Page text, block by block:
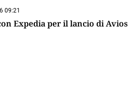
09:21
Expedia per il lancio di Avios